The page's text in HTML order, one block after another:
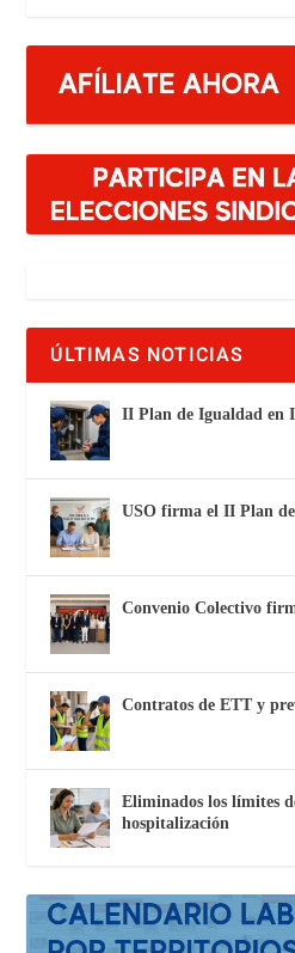
ÚLTIMAS NOTICIAS
II Plan de Igualdad en
USO firma el II Plan
Convenio Colectivo
Contratos de ETT y
Eliminados los límites
hospitalización